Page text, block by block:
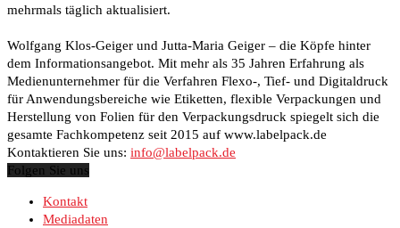
mehrmals täglich aktualisiert.
Wolfgang Klos-Geiger und Jutta-Maria Geiger – die Köpfe hinter
dem Informationsangebot. Mit mehr als 35 Jahren Erfahrung als
Medienunternehmer für die Verfahren Flexo-, Tief- und Digitaldruck
für Anwendungsbereiche wie Etiketten, flexible Verpackungen und
Herstellung von Folien für den Verpackungsdruck spiegelt sich die
gesamte Fachkompetenz seit 2015 auf www.labelpack.de
Kontaktieren Sie uns: info@labelpack.de
Folgen Sie uns
Kontakt
Mediadaten